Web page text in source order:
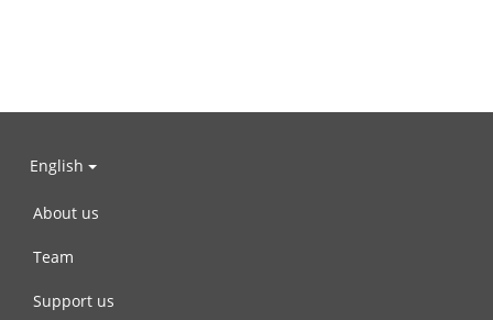
English
About us
Team
Support us